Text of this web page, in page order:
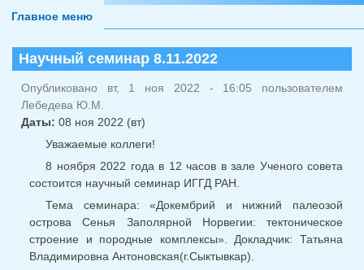
Главное меню
Научный семинар 8.11.2022
Опубликовано вт, 1 ноя 2022 - 16:05 пользователем
Лебедева Ю.М.
Даты: 08 ноя 2022 (вт)
Уважаемые коллеги!
8 ноября 2022 года в 12 часов в зале Ученого совета
состоится научный семинар ИГГД РАН.
Тема семинара: «Докембрий и нижний палеозой
острова Сенья Заполярной Норвегии: тектоническое
строение и породные комплексы». Докладчик: Татьяна
Владимировна Антоновская(г.Сыктывкар).